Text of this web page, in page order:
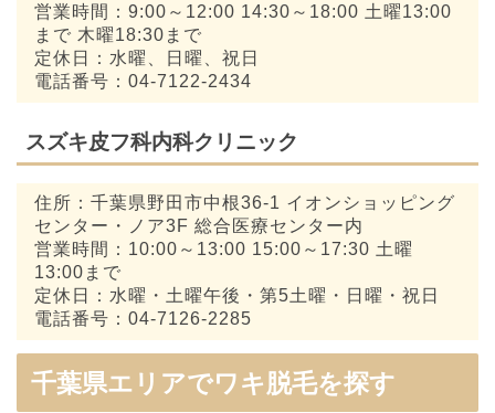
営業時間：9:00～12:00 14:30～18:00 土曜13:00
まで 木曜18:30まで
定休日：水曜、日曜、祝日
電話番号：04-7122-2434
スズキ皮フ科内科クリニック
住所：千葉県野田市中根36-1 イオンショッピング
センター・ノア3F 総合医療センター内
営業時間：10:00～13:00 15:00～17:30 土曜
13:00まで
定休日：水曜・土曜午後・第5土曜・日曜・祝日
電話番号：04-7126-2285
千葉県エリアでワキ脱毛を探す